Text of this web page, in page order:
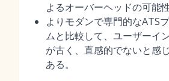
よるオーバーヘッドの可能性
よりモダンで専門的なATS
ムと比較して、ユーザーイ
が古く、直感的でないと感
ある。